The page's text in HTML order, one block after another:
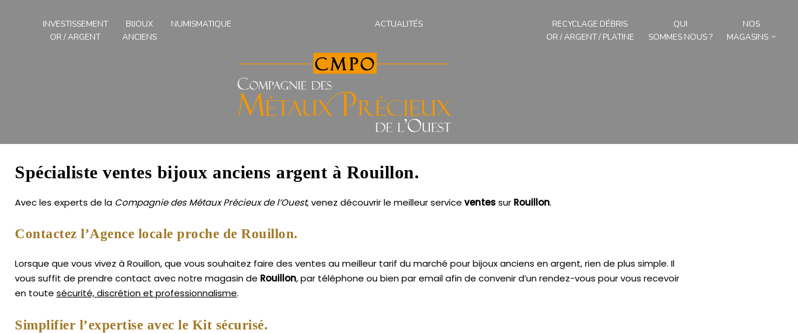
INVESTISSEMENT
OR / ARGENT
BIJOUX
ANCIENS
NUMISMATIQUE ACTUALITÉS
RECYCLAGE DÉBRIS
OR / ARGENT / PLATINE
QUI
SOMMES NOUS ?
NOS
MAGASINS
Spécialiste ventes bijoux anciens argent à Rouillon.
Avec les experts de la Compagnie des Métaux Précieux de l’Ouest, venez découvrir le meilleur service ventessur Rouillon.
Contactez l’Agence locale proche de Rouillon.
Lorsque que vous vivez à Rouillon, que vous souhaitez faire des ventes au meilleur tarif du marché pour bijoux anciens en argent, rien de plus simple. Il
vous suffit de prendre contact avec notre magasin de Rouillon, par téléphone ou bien par email afin de convenir d’un rendez-vous pour vous recevoir
en toute sécurité, discrétion et professionnalisme.
Simplifier l’expertise avec le Kit sécurisé.